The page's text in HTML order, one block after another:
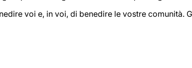
voi e, in voi, di benedire le vostre comunità.